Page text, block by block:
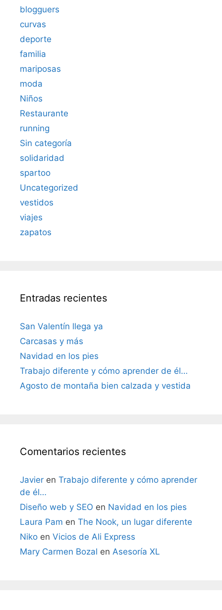
blogguers
curvas
deporte
familia
mariposas
moda
Niños
Restaurante
running
Sin categoría
solidaridad
spartoo
Uncategorized
vestidos
viajes
zapatos
Entradas recientes
San Valentín llega ya
Carcasas y más
Navidad en los pies
Trabajo diferente y cómo aprender de él…
Agosto de montaña bien calzada y vestida
Comentarios recientes
Javier en Trabajo diferente y cómo aprender
de él…
Diseño web y SEO en Navidad en los pies
Laura Pam en The Nook, un lugar diferente
Niko en Vicios de Ali Express
Mary Carmen Bozal en Asesoría XL